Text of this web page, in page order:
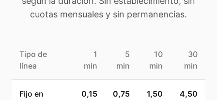
cuotas mensuales y sin permanencias.
Tipo de
línea
1
min
5
min
10
min
30
min
Fijo en
0,15
0,75
1,50
4,50